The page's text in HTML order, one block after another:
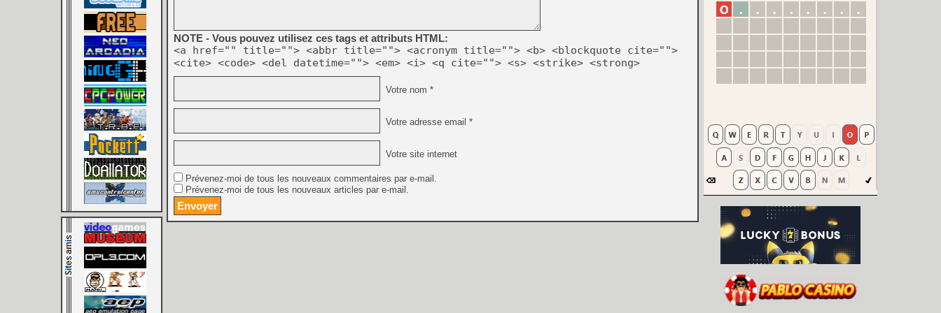
NOTE - Vous pouvez utilisez ces tags et attributs HTML:
<a href="" title=""> <abbr title=""> <acronym title=""> <b> <blockquote cite="">
<cite> <code> <del datetime=""> <em> <i> <q cite=""> <s> <strike> <strong>
Votre nom *
Votre adresse email *
Votre site internet
Prévenez-moi de tous les nouveaux commentaires par e-mail.
Prévenez-moi de tous les nouveaux articles par e-mail.